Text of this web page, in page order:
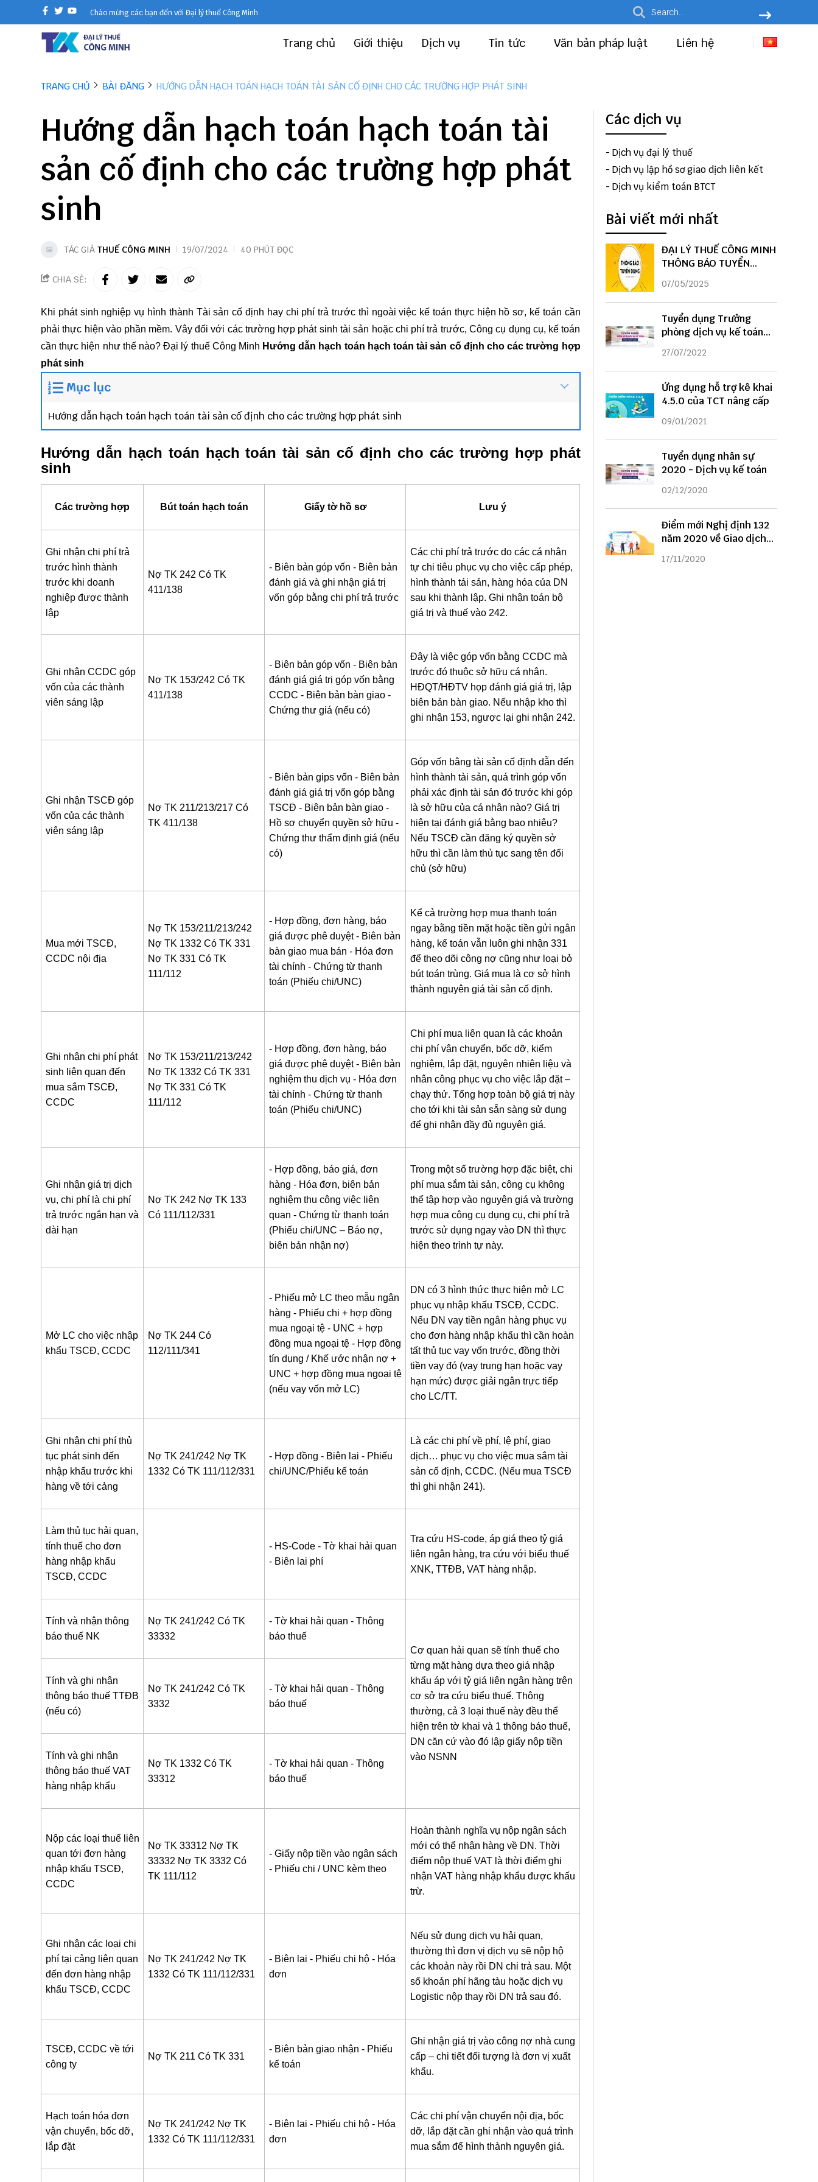
Chào mừng các bạn đến với Đại lý thuế Công Minh
Trang chủ Giới thiệu Dịch vụ Tin tức Văn bản pháp luật Liên hệ
TRANG CHỦ BÀI ĐĂNG HƯỚNG DẪN HẠCH TOÁN HẠCH TOÁN TÀI SẢN CỐ ĐỊNH CHO CÁC TRƯỜNG HỢP PHÁT SINH
Hướng dẫn hạch toán hạch toán tài
sản cố định cho các trường hợp phát
sinh
TÁC GIẢ THUẾ CÔNG MINH 19/07/2024 40 PHÚT ĐỌC
CHIA SẺ:
Khi phát sinh nghiệp vụ hình thành Tài sản cố định hay chi phí trả trước thì ngoài việc kế toán thực hiện hồ sơ, kế toán cần
phải thực hiện vào phần mềm. Vây đối với các trường hợp phát sinh tài sản hoặc chi phí trả trước, Công cụ dụng cụ, kế toán
cần thực hiện như thế nào?Đại lý thuế Công Minh Hướng dẫn hạch toán hạch toán tài sản cố định cho các trường hợp
phát sinh
Mục lục
Hướng dẫn hạch toán hạch toán tài sản cố định cho các trường hợp phát sinh
Hướng dẫn hạch toán hạch toán tài sản cố định cho các trường hợp phát
sinh
Các trường hợp Bút toán hạch toán Giấy tờ hồ sơ Lưu ý
Ghi nhận chi phí trả
trước hình thành
trước khi doanh
nghiệp được thành
lập
Nợ TK 242 Có TK
411/138
- Biên bản góp vốn - Biên bản
đánh giá và ghi nhận giá trị
vốn góp bằng chi phí trả trước
Các chi phí trả trước do các cá nhân
tự chi tiêu phục vụ cho việc cấp phép,
hình thành tái sản, hàng hóa của DN
sau khi thành lập. Ghi nhận toán bộ
giá trị và thuế vào 242.
Ghi nhận CCDC góp
vốn của các thành
viên sáng lập
Nợ TK 153/242 Có TK
411/138
- Biên bản góp vốn - Biên bản
đánh giá giá trị góp vốn bằng
CCDC - Biên bản bàn giao -
Chứng thư giá (nếu có)
Đây là việc góp vốn bằng CCDC mà
trước đó thuộc sở hữu cá nhân.
HĐQT/HĐTV họp đánh giá giá trị, lập
biên bản bàn giao. Nếu nhập kho thì
ghi nhận 153, ngược lại ghi nhận 242.
Ghi nhận TSCĐ góp
vốn của các thành
viên sáng lập
Nợ TK 211/213/217 Có
TK 411/138
- Biên bản gips vốn - Biên bản
đánh giá giá trị vốn góp bằng
TSCĐ - Biên bản bàn giao -
Hồ sơ chuyển quyền sở hữu -
Chứng thư thẩm định giá (nếu
có)
Góp vốn bằng tài sản cố định dẫn đến
hình thành tài sản, quá trình góp vốn
phải xác định tài sản đó trước khi góp
là sở hữu của cá nhân nào? Giá trị
hiện tại đánh giá bằng bao nhiêu?
Nếu TSCĐ cần đăng ký quyền sở
hữu thì cần làm thủ tục sang tên đổi
chủ (sở hữu)
Mua mới TSCĐ,
CCDC nội địa
Nợ TK 153/211/213/242
Nợ TK 1332 Có TK 331
Nợ TK 331 Có TK
111/112
- Hợp đồng, đơn hàng, báo
giá được phê duyệt - Biên bản
bàn giao mua bán - Hóa đơn
tài chính - Chứng từ thanh
toán (Phiếu chi/UNC)
Kể cả trường hợp mua thanh toán
ngay bằng tiền mặt hoặc tiền gửi ngân
hàng, kế toán vẫn luôn ghi nhận 331
để theo dõi công nợ cũng như loại bỏ
bút toán trùng. Giá mua là cơ sở hình
thành nguyên giá tài sản cố định.
Ghi nhận chi phí phát
sinh liên quan đến
mua sắm TSCĐ,
CCDC
Nợ TK 153/211/213/242
Nợ TK 1332 Có TK 331
Nợ TK 331 Có TK
111/112
- Hợp đồng, đơn hàng, báo
giá được phê duyệt - Biên bản
nghiệm thu dịch vụ - Hóa đơn
tài chính - Chứng từ thanh
toán (Phiếu chi/UNC)
Chi phí mua liên quan là các khoản
chi phí vận chuyển, bốc dỡ, kiểm
nghiệm, lắp đặt, nguyên nhiên liệu và
nhân công phục vụ cho việc lắp đặt –
chạy thử. Tổng hợp toàn bộ giá trị này
cho tới khi tài sản sẵn sàng sử dụng
để ghi nhận đầy đủ nguyên giá.
Ghi nhận giá trị dịch
vụ, chi phí là chi phí
trả trước ngắn hạn và
dài hạn
Nợ TK 242 Nợ TK 133
Có 111/112/331
- Hợp đồng, báo giá, đơn
hàng - Hóa đơn, biên bản
nghiệm thu công việc liên
quan - Chứng từ thanh toán
(Phiếu chi/UNC – Báo nợ,
biên bản nhận nợ)
Trong một số trường hợp đặc biệt, chi
phí mua sắm tài sản, công cụ không
thể tập hợp vào nguyên giá và trường
hợp mua công cụ dụng cụ, chi phí trả
trước sử dụng ngay vào DN thì thực
hiện theo trình tự này.
Mở LC cho việc nhập
khẩu TSCĐ, CCDC
Nợ TK 244 Có
112/111/341
- Phiếu mở LC theo mẫu ngân
hàng - Phiếu chi + hợp đồng
mua ngoại tệ - UNC + hợp
đồng mua ngoại tệ - Hợp đồng
tín dụng / Khế ước nhận nợ +
UNC + hợp đồng mua ngoại tệ
(nếu vay vốn mở LC)
DN có 3 hình thức thực hiện mở LC
phục vụ nhập khấu TSCĐ, CCDC.
Nếu DN vay tiền ngân hàng phục vụ
cho đơn hàng nhập khẩu thì cần hoàn
tất thủ tục vay vốn trước, đồng thời
tiền vay đó (vay trung hạn hoặc vay
hạn mức) được giải ngân trực tiếp
cho LC/TT.
Ghi nhận chi phí thủ
tục phát sinh đến
nhập khẩu trước khi
hàng về tới cảng
Nợ TK 241/242 Nợ TK
1332 Có TK 111/112/331
- Hợp đồng - Biên lai - Phiếu
chi/UNC/Phiếu kế toán
Là các chi phí về phí, lệ phí, giao
dịch… phục vụ cho việc mua sắm tài
sản cố định, CCDC. (Nếu mua TSCĐ
thì ghi nhận 241).
Làm thủ tục hải quan,
tính thuế cho đơn
hàng nhập khẩu
TSCĐ, CCDC
- HS-Code - Tờ khai hải quan
- Biên lai phí
Tra cứu HS-code, áp giá theo tỷ giá
liên ngân hàng, tra cứu với biểu thuế
XNK, TTĐB, VAT hàng nhập.
Tính và nhận thông
báo thuế NK
Nợ TK 241/242 Có TK
33332
- Tờ khai hải quan - Thông
báo thuế
Cơ quan hải quan sẽ tính thuế cho
từng mặt hàng dựa theo giá nhập
khẩu áp với tỷ giá liên ngân hàng trên
cơ sở tra cứu biểu thuế. Thông
thường, cả 3 loại thuế này đều thể
hiện trên tờ khai và 1 thông báo thuế,
DN căn cứ vào đó lập giấy nộp tiền
vào NSNN
Tính và ghi nhận
thông báo thuế TTĐB
(nếu có)
Nợ TK 241/242 Có TK
3332
- Tờ khai hải quan - Thông
báo thuế
Tính và ghi nhận
thông báo thuế VAT
hàng nhập khẩu
Nợ TK 1332 Có TK
33312
- Tờ khai hải quan - Thông
báo thuế
Nộp các loại thuế liên
quan tới đơn hàng
nhập khấu TSCĐ,
CCDC
Nợ TK 33312 Nợ TK
33332 Nợ TK 3332 Có
TK 111/112
- Giấy nộp tiền vào ngân sách
- Phiếu chi / UNC kèm theo
Hoàn thành nghĩa vụ nộp ngân sách
mới có thể nhận hàng về DN. Thời
điểm nộp thuế VAT là thời điểm ghi
nhận VAT hàng nhập khẩu được khấu
trừ.
Ghi nhận các loại chi
phí tại cảng liên quan
đến đơn hàng nhập
khẩu TSCĐ, CCDC
Nợ TK 241/242 Nợ TK
1332 Có TK 111/112/331
- Biên lai - Phiếu chi hộ - Hóa
đơn
Nếu sử dụng dịch vụ hải quan,
thường thì đơn vị dịch vụ sẽ nộp hộ
các khoản này rồi DN chi trả sau. Một
số khoản phí hãng tàu hoặc dịch vụ
Logistic nộp thay rồi DN trả sau đó.
TSCĐ, CCDC về tới
công ty
Nợ TK 211 Có TK 331
- Biên bản giao nhận - Phiếu
kế toán
Ghi nhận giá trị vào công nợ nhà cung
cấp – chi tiết đối tượng là đơn vị xuất
khẩu.
Hạch toán hóa đơn
vận chuyển, bốc dỡ,
lắp đặt
Nợ TK 241/242 Nợ TK
1332 Có TK 111/112/331
- Biên lai - Phiếu chi hộ - Hóa
đơn
Các chi phí vận chuyển nội địa, bốc
dỡ, lắp đặt cần ghi nhận vào quá trình
mua sắm để hình thành nguyên giá.
Các dịch vụ
- Dịch vụ đại lý thuế
- Dịch vụ lập hồ sơ giao dịch liên kết
- Dịch vụ kiểm toán BTCT
Bài viết mới nhất
ĐẠI LÝ THUẾ CÔNG MINH
THÔNG BÁO TUYỂN
DỤNG
07/05/2025
Tuyển dụng Trưởng
phòng dịch vụ kế toán
năm 2022
27/07/2022
Ứng dụng hỗ trợ kê khai
4.5.0 của TCT nâng cấp
09/01/2021
Tuyển dụng nhân sự
2020 - Dịch vụ kế toán
02/12/2020
Điểm mới Nghị định 132
năm 2020 về Giao dịch
liên kết
17/11/2020